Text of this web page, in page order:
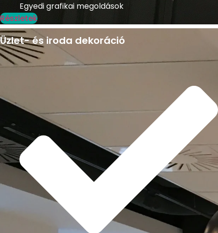
Egyedi grafikai megoldások
Részletek
Üzlet- és iroda dekoráció